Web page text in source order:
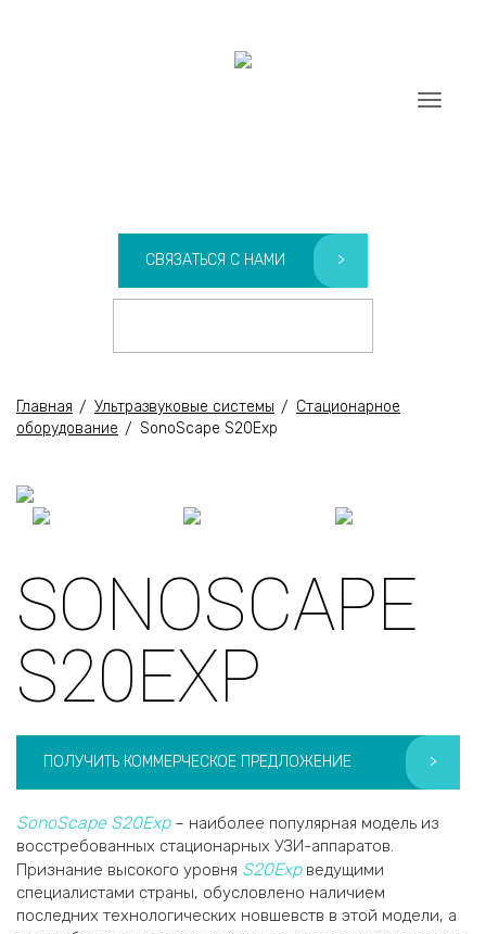
Menu
СВЯЗАТЬСЯ С НАМИ >
Главная Ультразвуковые системы
Стационарное
оборудование
SonoScape S20Exp
SONOSCAPE
S20EXP
ПОЛУЧИТЬ КОММЕРЧЕСКОЕ ПРЕДЛОЖЕНИЕ >
SonoScape S20Exp– наиболее популярная модель из
восстребованных стационарных УЗИ-аппаратов.
Признание высокого уровня S20Expведущими
специалистами страны, обусловлено наличием
последних технологических новшевств в этой модели, а